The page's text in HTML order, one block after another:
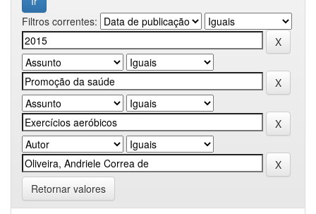
Filtros correntes:
Retornar valores